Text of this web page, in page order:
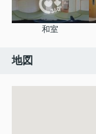
和室
地図